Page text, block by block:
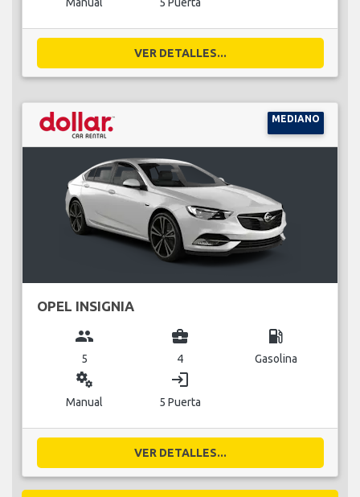
VER DETALLES...
MEDIANO
OPEL INSIGNIA
group
5
business_center
4
local_gas_station
Gasolina
miscellaneous_services
Manual
login
5 Puerta
VER DETALLES...